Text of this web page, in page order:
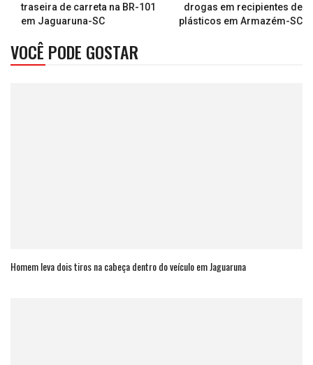
traseira de carreta na BR-101
em Jaguaruna-SC
drogas em recipientes de
plásticos em Armazém-SC
VOCÊ PODE GOSTAR
Homem leva dois tiros na cabeça dentro do veículo em Jaguaruna